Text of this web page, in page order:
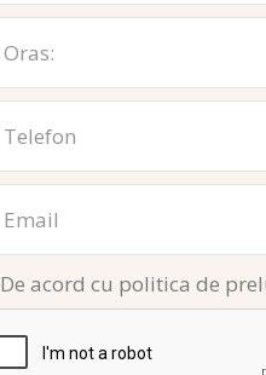
De acord cu politica de